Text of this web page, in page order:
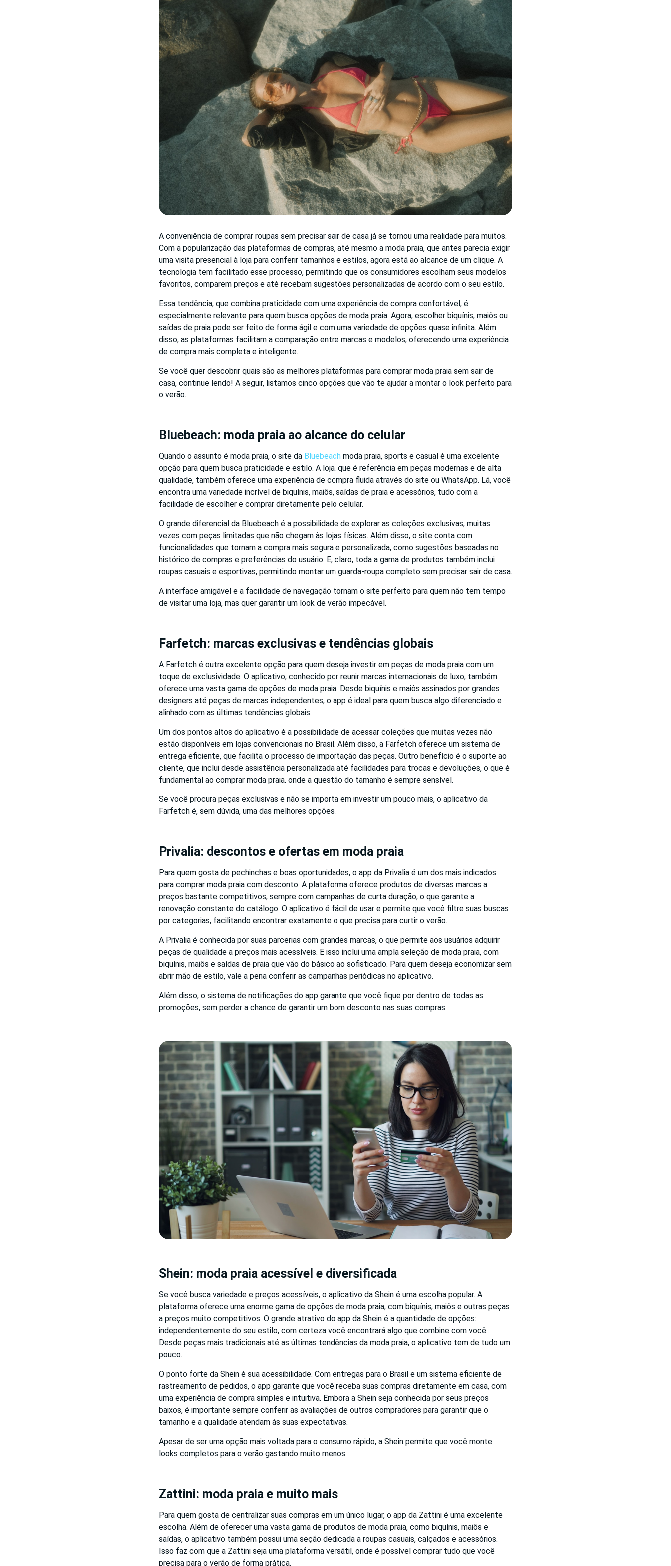
A conveniência de comprar roupas sem precisar sair de casa já se tornou uma realidade para muitos.
Com a popularização das plataformas de compras, até mesmo a moda praia, que antes parecia exigir
uma visita presencial à loja para conferir tamanhos e estilos, agora está ao alcance de um clique. A
tecnologia tem facilitado esse processo, permitindo que os consumidores escolham seus modelos
favoritos, comparem preços e até recebam sugestões personalizadas de acordo com o seu estilo.
Essa tendência, que combina praticidade com uma experiência de compra confortável, é
especialmente relevante para quem busca opções de moda praia. Agora, escolher biquínis, maiôs ou
saídas de praia pode ser feito de forma ágil e com uma variedade de opções quase infinita. Além
disso, as plataformas facilitam a comparação entre marcas e modelos, oferecendo uma experiência
de compra mais completa e inteligente.
Se você quer descobrir quais são as melhores plataformas para comprar moda praia sem sair de
casa, continue lendo! A seguir, listamos cinco opções que vão te ajudar a montar o look perfeito para
o verão.
Bluebeach: moda praia ao alcance do celular
Quando o assunto é moda praia, o site da Bluebeach moda praia, sports e casual é uma excelente
opção para quem busca praticidade e estilo. A loja, que é referência em peças modernas e de alta
qualidade, também oferece uma experiência de compra fluida através do site ou WhatsApp. Lá, você
encontra uma variedade incrível de biquínis, maiôs, saídas de praia e acessórios, tudo com a
facilidade de escolher e comprar diretamente pelo celular.
O grande diferencial da Bluebeach é a possibilidade de explorar as coleções exclusivas, muitas
vezes com peças limitadas que não chegam às lojas físicas. Além disso, o site conta com
funcionalidades que tornam a compra mais segura e personalizada, como sugestões baseadas no
histórico de compras e preferências do usuário. E, claro, toda a gama de produtos também inclui
roupas casuais e esportivas, permitindo montar um guarda-roupa completo sem precisar sair de casa.
A interface amigável e a facilidade de navegação tornam o site perfeito para quem não tem tempo
de visitar uma loja, mas quer garantir um look de verão impecável.
Farfetch: marcas exclusivas e tendências globais
A Farfetch é outra excelente opção para quem deseja investir em peças de moda praia com um
toque de exclusividade. O aplicativo, conhecido por reunir marcas internacionais de luxo, também
oferece uma vasta gama de opções de moda praia. Desde biquínis e maiôs assinados por grandes
designers até peças de marcas independentes, o app é ideal para quem busca algo diferenciado e
alinhado com as últimas tendências globais.
Um dos pontos altos do aplicativo é a possibilidade de acessar coleções que muitas vezes não
estão disponíveis em lojas convencionais no Brasil. Além disso, a Farfetch oferece um sistema de
entrega eficiente, que facilita o processo de importação das peças. Outro benefício é o suporte ao
cliente, que inclui desde assistência personalizada até facilidades para trocas e devoluções, o que é
fundamental ao comprar moda praia, onde a questão do tamanho é sempre sensível.
Se você procura peças exclusivas e não se importa em investir um pouco mais, o aplicativo da
Farfetch é, sem dúvida, uma das melhores opções.
Privalia: descontos e ofertas em moda praia
Para quem gosta de pechinchas e boas oportunidades, o app da Privalia é um dos mais indicados
para comprar moda praia com desconto. A plataforma oferece produtos de diversas marcas a
preços bastante competitivos, sempre com campanhas de curta duração, o que garante a
renovação constante do catálogo. O aplicativo é fácil de usar e permite que você filtre suas buscas
por categorias, facilitando encontrar exatamente o que precisa para curtir o verão.
A Privalia é conhecida por suas parcerias com grandes marcas, o que permite aos usuários adquirir
peças de qualidade a preços mais acessíveis. E isso inclui uma ampla seleção de moda praia, com
biquínis, maiôs e saídas de praia que vão do básico ao sofisticado. Para quem deseja economizar sem
abrir mão de estilo, vale a pena conferir as campanhas periódicas no aplicativo.
Além disso, o sistema de notificações do app garante que você fique por dentro de todas as
promoções, sem perder a chance de garantir um bom desconto nas suas compras.
Shein: moda praia acessível e diversificada
Se você busca variedade e preços acessíveis, o aplicativo da Shein é uma escolha popular. A
plataforma oferece uma enorme gama de opções de moda praia, com biquínis, maiôs e outras peças
a preços muito competitivos. O grande atrativo do app da Shein é a quantidade de opções:
independentemente do seu estilo, com certeza você encontrará algo que combine com você.
Desde peças mais tradicionais até as últimas tendências da moda praia, o aplicativo tem de tudo um
pouco.
O ponto forte da Shein é sua acessibilidade. Com entregas para o Brasil e um sistema eficiente de
rastreamento de pedidos, o app garante que você receba suas compras diretamente em casa, com
uma experiência de compra simples e intuitiva. Embora a Shein seja conhecida por seus preços
baixos, é importante sempre conferir as avaliações de outros compradores para garantir que o
tamanho e a qualidade atendam às suas expectativas.
Apesar de ser uma opção mais voltada para o consumo rápido, a Shein permite que você monte
looks completos para o verão gastando muito menos.
Zattini: moda praia e muito mais
Para quem gosta de centralizar suas compras em um único lugar, o app da Zattini é uma excelente
escolha. Além de oferecer uma vasta gama de produtos de moda praia, como biquínis, maiôs e
saídas, o aplicativo também possui uma seção dedicada a roupas casuais, calçados e acessórios.
Isso faz com que a Zattini seja uma plataforma versátil, onde é possível comprar tudo que você
precisa para o verão de forma prática.